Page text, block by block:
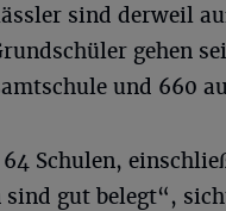
sind derweil
gehen
und 660
Schulen,
sind gut belegt“,